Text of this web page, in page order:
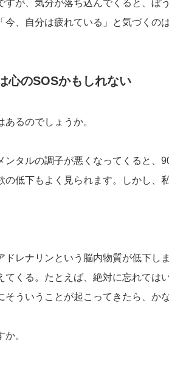
すが、気分が落ち込んでくると、
、自分は疲れている」と気づくの
心のSOSかもしれない
るのでしょうか。
タルの調子が悪くなってくると
低下もよく見られます。しかし、
ドレナリンという脳内物質が低下
てくる。たとえば、絶対に忘れて
ういうことが起こってきたら、か
。